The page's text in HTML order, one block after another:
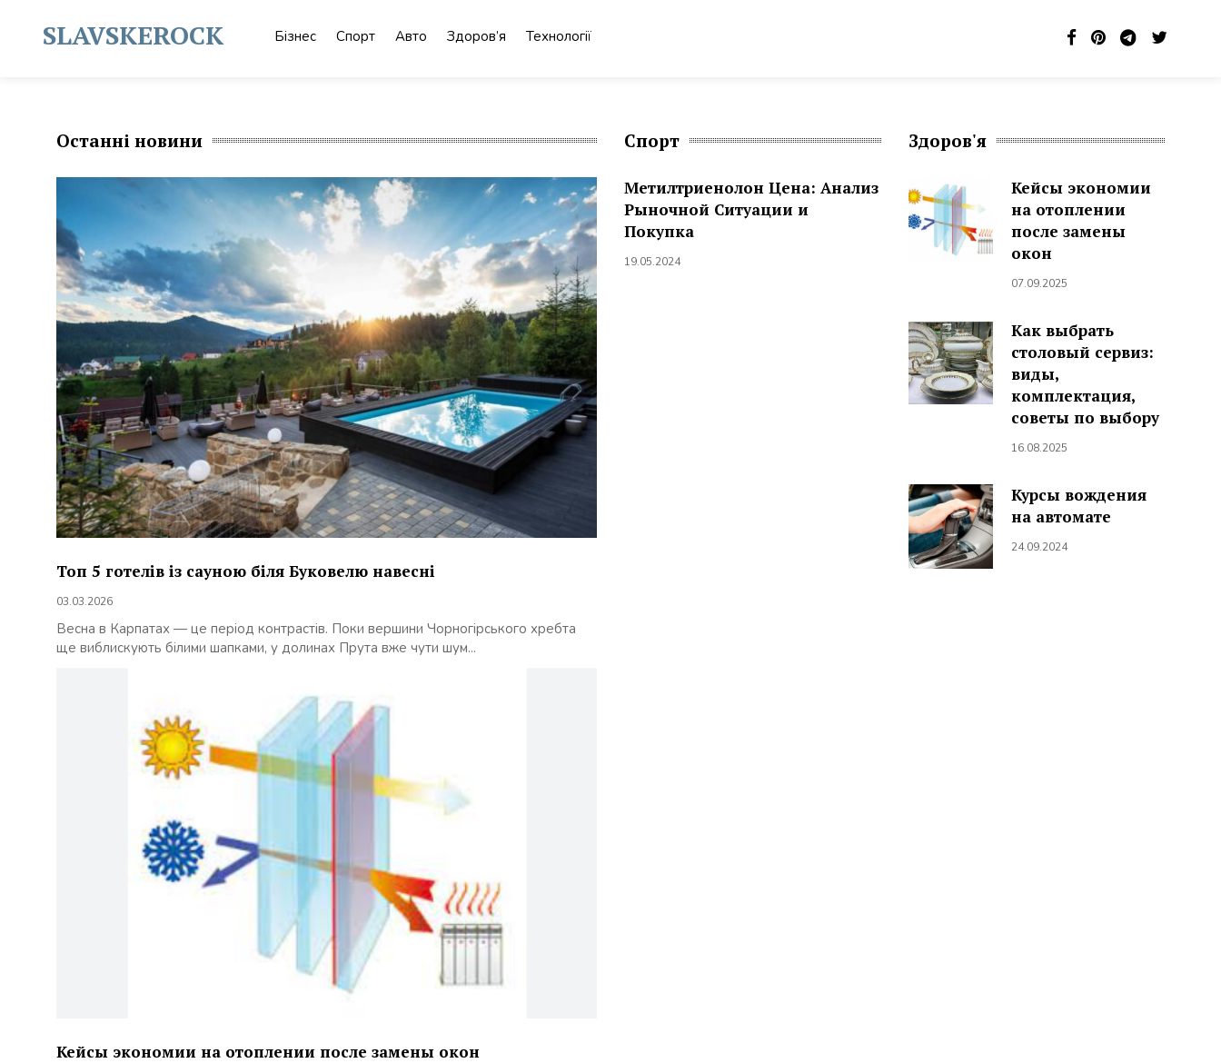
contentSLAVSKEROCK Бізнес Спорт Авто Здоров’я Технології
Останні новини
Топ 5 готелів із сауною біля Буковелю навесні
03.03.2026
Весна в Карпатах — це період контрастів. Поки вершини Чорногірського хребта
ще виблискують білими шапками, у долинах Прута вже чути шум...
Кейсы экономии на отоплении после замены окон
Спорт
Метилтриенолон Цена: Анализ
Рыночной Ситуации и
Покупка
19.05.2024
Здоров'я
Кейсы экономии
на отоплении
после замены
окон
07.09.2025
Как выбрать
столовый сервиз:
виды,
комплектация,
советы по выбору
16.08.2025
Курсы вождения
на автомате
24.09.2024